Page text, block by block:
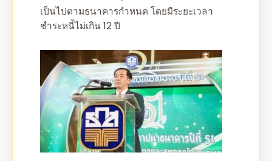
เป็นไปตามธนาคารกำหนด โดยมีระยะเวลา
ชำระหนี้ไม่เกิน 12 ปี